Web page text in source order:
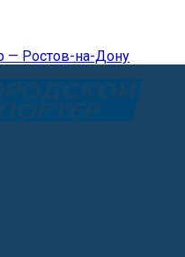
— Ростов-на-Дону